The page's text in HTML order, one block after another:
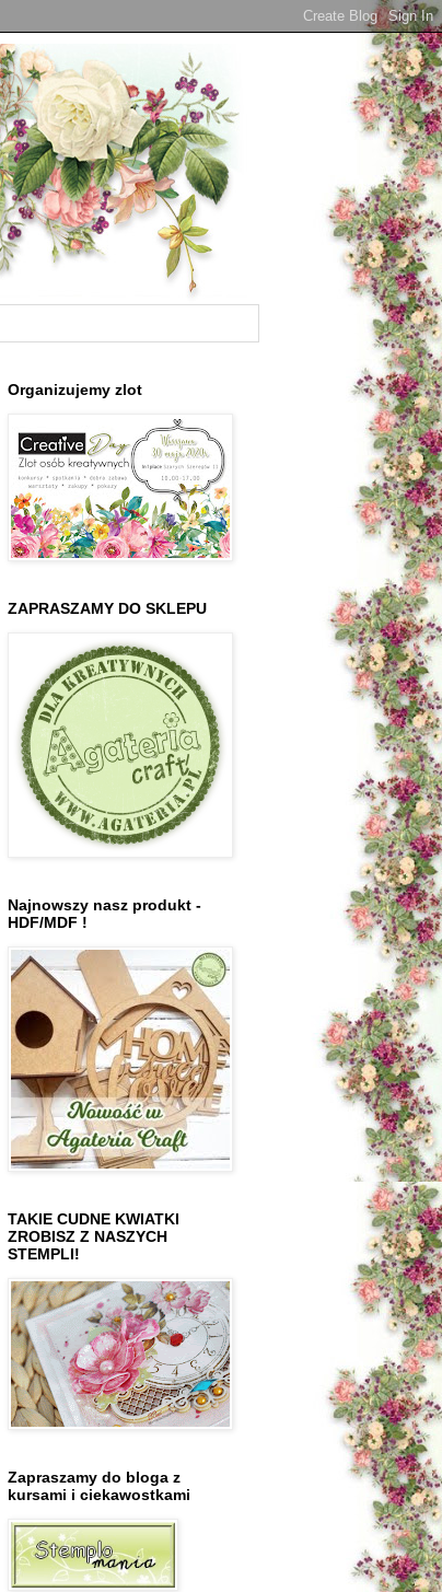
Organizujemy zlot
ZAPRASZAMY DO SKLEPU
Najnowszy nasz produkt -
HDF/MDF !
TAKIE CUDNE KWIATKI
ZROBISZ Z NASZYCH
STEMPLI!
Zapraszamy do bloga z
kursami i ciekawostkami